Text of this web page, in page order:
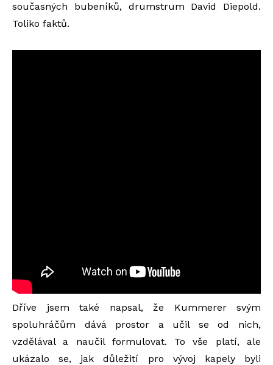
současných bubeníků, drumstrum David Diepold.
Toliko faktů.
Dříve jsem také napsal, že Kummerer svým
spoluhráčům dává prostor a učil se od nich,
vzdělával a naučil formulovat. To vše platí, ale
ukázalo se, jak důležití pro vývoj kapely byli